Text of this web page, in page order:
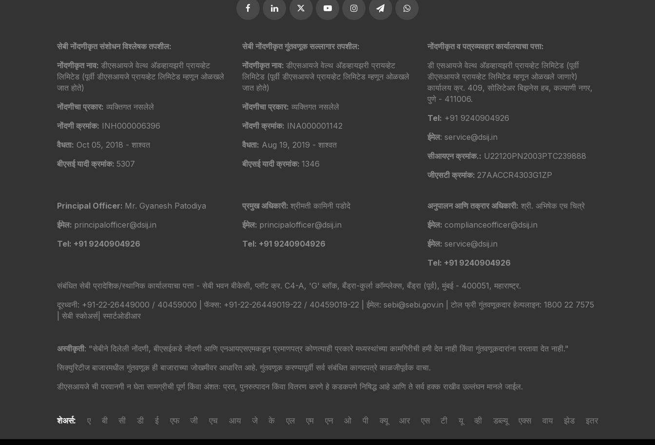
सेबी नोंदणीकृत संशोधन विश्लेषक तपशील:
नोंदणीकृत नाव: डीएसआयजे वेल्थ अ‍ॅडव्हायझरी प्रायव्हेट
लिमिटेड (पूर्वी डीएसआयजे प्रायव्हेट लिमिटेड म्हणून ओळखले
जात होते)
नोंदणीचा प्रकार: व्यक्तिगत नसलेले
नोंदणी क्रमांक: INH000006396
वैधता: Oct 05, 2018 - शाश्वत
बीएसई यादी क्रमांक: 5307
सेबी नोंदणीकृत गुंतवणूक सल्लागार तपशील:
नोंदणीकृत नाव: डीएसआयजे वेल्थ अ‍ॅडव्हायझरी प्रायव्हेट
लिमिटेड (पूर्वी डीएसआयजे प्रायव्हेट लिमिटेड म्हणून ओळखले
जात होते)
नोंदणीचा प्रकार: व्यक्तिगत नसलेले
नोंदणी क्रमांक: INA000001142
वैधता: Aug 19, 2019 - शाश्वत
बीएसई यादी क्रमांक: 1346
नोंदणीकृत व पत्रव्यवहार कार्यालयाचा पत्ता:
डी एसआयजे वेल्थ अ‍ॅडव्हायझरी प्रायव्हेट लिमिटेड (पूर्वी
डीएसआयजे प्रायव्हेट लिमिटेड म्हणून ओळखले जाणारे)
कार्यालय क्र. 409, सोलिटेअर बिझनेस हब, कल्याणी नगर,
पुणे - 411006.
Tel: +91 9240904926
ईमेल: service@dsij.in
सीआयएन क्रमांक.: U22120PN2003PTC239888
जीएसटी क्रमांक: 27AACCR4303G1ZP
Principal Officer: Mr. Gyanesh Patodiya
ईमेल: principalofficer@dsij.in
Tel: +91 9240904926
प्रमुख अधिकारी: श्रीमती कामिनी पडोदे
ईमेल: principalofficer@dsij.in
Tel: +91 9240904926
अनुपालन आणि तक्रार अधिकारी: श्री. अभिषेक एच चित्रे
ईमेल: complianceofficer@dsij.in
ईमेल: service@dsij.in
Tel: +91 9240904926
संबंधित सेबी प्रादेशिक/स्थानिक कार्यालयाचा पत्ता - सेबी भवन बीकेसी, प्लॉट क्र. C4-A, 'G' ब्लॉक, बँड्रा-कुर्ला कॉम्प्लेक्स, बँड्रा (पूर्व), मुंबई - 400051, महाराष्ट्र.
दूरध्वनी: +91-22-26449000 / 40459000 | फॅक्स: +91-22-26449019-22 / 40459019-22 | ईमेल: sebi@sebi.gov.in | टोल फ्री गुंतवणूकदार हेल्पलाइन: 1800 22 7575
सेबी स्कोअर्स स्मार्टओडीआर
अस्वीकृती: "सेबीने दिलेली नोंदणी, बीएसईकडे नोंदणी आणि एनआयएसएमकडून प्रमाणपत्र कोणत्याही प्रकारे मध्यस्थांच्या कामगिरीची हमी देत नाही किंवा गुंतवणूकदारांना परतावा देत नाही."
सिक्युरिटीज बाजारमधील गुंतवणूक ही बाजाराच्या जोखमीवर आधारित आहे. गुंतवणूक करण्यापूर्वी सर्व संबंधित कागदपत्रे काळजीपूर्वक वाचा.
डीएसआयजे ची परवानगी न घेता सामग्रीची पूर्ण किंवा अंशतः प्रत, पुनरुत्पादन किंवा वितरण करणे हे कडकपणे निषिद्ध आहे आणि ते सर्व हक्क राखीव उल्लंघन मानले जाईल.
शेअर्स: ए बी सी डी ई एफ जी एच आय जे के एल एम एन ओ पी क्यू आर एस टी यू व्ही डब्ल्यू एक्स वाय झेड इतर